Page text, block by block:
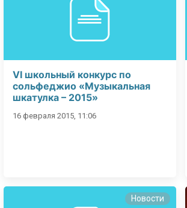
VI школьный конкурс по
сольфеджио «Музыкальная
шкатулка – 2015»
16 февраля 2015, 11:06
Новости